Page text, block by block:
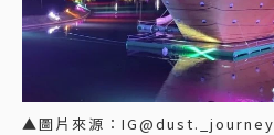
▲圖片來源：IG@dust._journey